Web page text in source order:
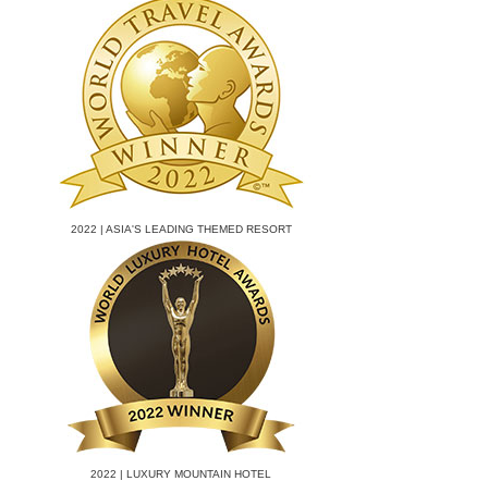
2022 | ASIA'S LEADING THEMED RESORT
2022 | LUXURY MOUNTAIN HOTEL